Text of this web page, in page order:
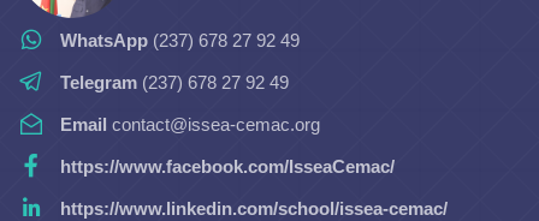
WhatsApp (237) 678 27 92 49
Telegram (237) 678 27 92 49
Email contact@issea-cemac.org
https://www.facebook.com/IsseaCemac/
https://www.linkedin.com/school/issea-cemac/